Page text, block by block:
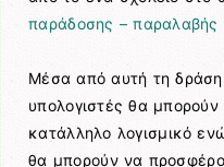
παράδοσης – παραλαβής
Μέσα από αυτή τη
υπολογιστές θα
κατάλληλο λογισμικό
θα μπορούν να